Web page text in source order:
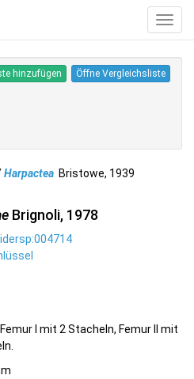
hinzufügen
Öffne Vergleichsliste
Harpactea Bristowe, 1939
Brignoli, 1978
I mit 2 Stacheln, Femur II mit